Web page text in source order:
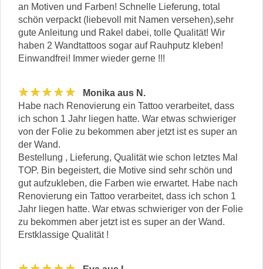
an Motiven und Farben! Schnelle Lieferung, total
schön verpackt (liebevoll mit Namen versehen),sehr
gute Anleitung und Rakel dabei, tolle Qualität! Wir
haben 2 Wandtattoos sogar auf Rauhputz kleben!
Einwandfrei! Immer wieder gerne !!!
★★★★★
Monika aus N.
Habe nach Renovierung ein Tattoo verarbeitet, dass
ich schon 1 Jahr liegen hatte. War etwas schwieriger
von der Folie zu bekommen aber jetzt ist es super an
der Wand.
Bestellung , Lieferung, Qualität wie schon letztes Mal
TOP. Bin begeistert, die Motive sind sehr schön und
gut aufzukleben, die Farben wie erwartet. Habe nach
Renovierung ein Tattoo verarbeitet, dass ich schon 1
Jahr liegen hatte. War etwas schwieriger von der Folie
zu bekommen aber jetzt ist es super an der Wand.
Erstklassige Qualität !